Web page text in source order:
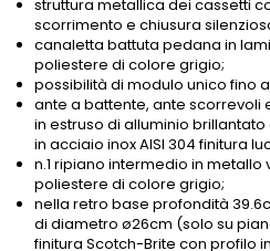
struttura metallica dei cassetti
scorrimento e chiusura
canaletta battuta pedana in
poliestere di colore grigio;
possibilità di modulo unico fino
ante a battente, ante scorrevoli
in estruso di alluminio
in acciaio inox AISI 304 finitura
n.1 ripiano intermedio in
poliestere di colore grigio;
nella retro base profondità
di diametro ø26cm (solo su
finitura Scotch-Brite con profilo